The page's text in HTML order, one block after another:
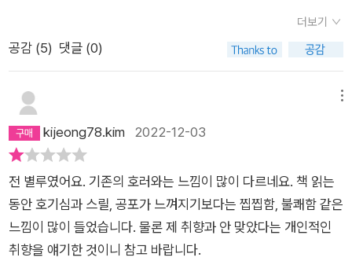
더보기
공감 (5) 댓글 (0)
kijeong78.kim 2022-12-03
전 별루였어요. 기존의 호러와는 느낌이 많이 다르네요. 책 읽는
동안 호기심과 스릴, 공포가 느껴지기보다는 찝찝함, 불쾌함 같은
느낌이 많이 들었습니다. 물론 제 취향과 안 맞았다는 개인적인
취향을 얘기한 것이니 참고 바랍니다.